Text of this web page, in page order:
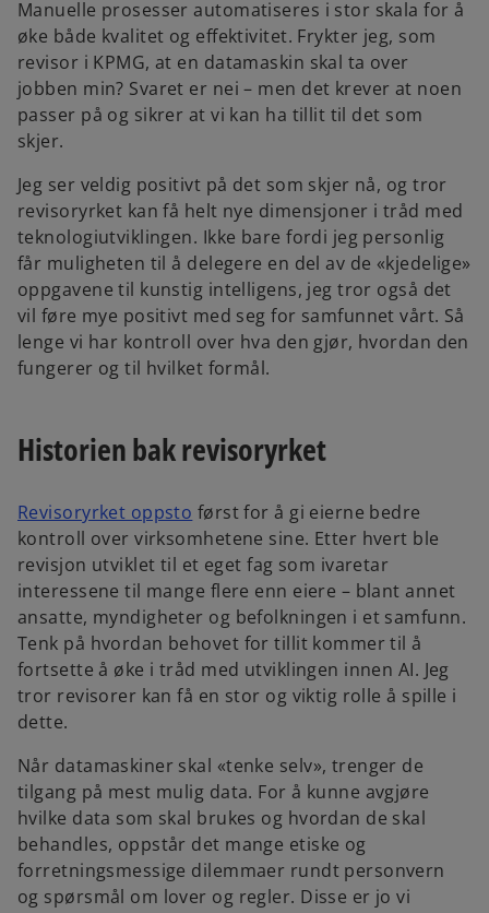
e
n
s
i
n
n
e
w
t
a
b
Manuelle prosesser automatiseres i stor skala for å
øke både kvalitet og effektivitet. Frykter jeg, som
revisor i KPMG, at en datamaskin skal ta over
jobben min? Svaret er nei – men det krever at noen
passer på og sikrer at vi kan ha tillit til det som
skjer.
Jeg ser veldig positivt på det som skjer nå, og tror
revisoryrket kan få helt nye dimensjoner i tråd med
teknologiutviklingen. Ikke bare fordi jeg personlig
får muligheten til å delegere en del av de «kjedelige»
oppgavene til kunstig intelligens, jeg tror også det
vil føre mye positivt med seg for samfunnet vårt. Så
lenge vi har kontroll over hva den gjør, hvordan den
fungerer og til hvilket formål.
Historien bak revisoryrket
Revisoryrket oppsto først for å gi eierne bedre
kontroll over virksomhetene sine. Etter hvert ble
revisjon utviklet til et eget fag som ivaretar
interessene til mange flere enn eiere – blant annet
ansatte, myndigheter og befolkningen i et samfunn.
Tenk på hvordan behovet for tillit kommer til å
fortsette å øke i tråd med utviklingen innen AI. Jeg
tror revisorer kan få en stor og viktig rolle å spille i
dette.
Når datamaskiner skal «tenke selv», trenger de
tilgang på mest mulig data. For å kunne avgjøre
hvilke data som skal brukes og hvordan de skal
behandles, oppstår det mange etiske og
forretningsmessige dilemmaer rundt personvern
og spørsmål om lover og regler. Disse er jo vi